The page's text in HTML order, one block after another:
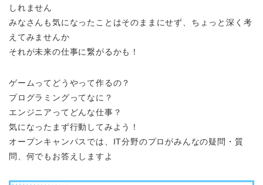
しれません
みなさんも気になったことはそのままにせず、ちょっと深く考
えてみませんか
それが未来の仕事に繋がるかも！
ゲームってどうやって作るの？
プログラミングってなに？
エンジニアってどんな仕事？
気になったまず行動してみよう！
オープンキャンパスでは、IT分野のプロがみんなの疑問・質
問、何でもお答えしますよ